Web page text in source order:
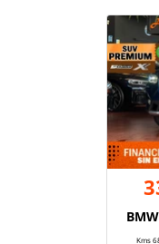
BMW
Kms